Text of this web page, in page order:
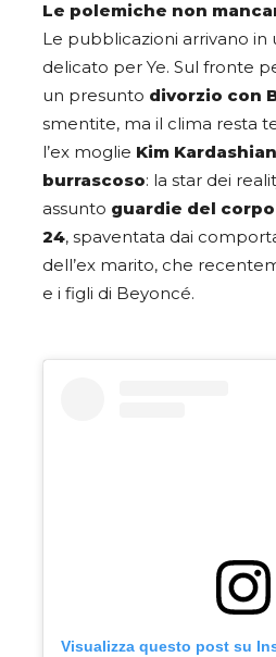
Le polemiche non
Le pubblicazioni arrivano
delicato per Ye. Sul fronte
un presunto divorzio con
smentite, ma il clima resta
l’ex moglie Kim Kardashian
burrascoso: la star dei
assunto guardie del
24, spaventata dai
dell’ex marito, che
e i figli di Beyoncé.
Visualizza questo post su